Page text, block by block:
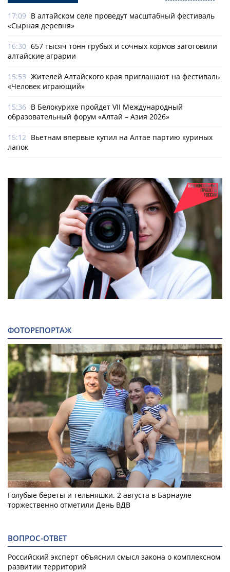
17:09 В алтайском селе проведут масштабный фестиваль
«Сырная деревня»
16:30 657 тысяч тонн грубых и сочных кормов заготовили
алтайские аграрии
15:53 Жителей Алтайского края приглашают на фестиваль
«Человек играющий»
15:36 В Белокурихе пройдет VII Международный
образовательный форум «Алтай – Азия 2026»
15:12 Вьетнам впервые купил на Алтае партию куриных
лапок
ФОТОРЕПОРТАЖ
Голубые береты и тельняшки. 2 августа в Барнауле
торжественно отметили День ВДВ
ВОПРОС-ОТВЕТ
Российский эксперт объяснил смысл закона о комплексном
развитии территорий